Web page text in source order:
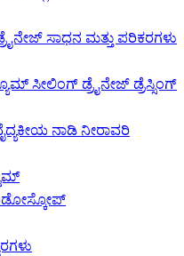
ಸಾಧನ ಮತ್ತು ಪರಿಕರಗಳು
ಸೀಲಿಂಗ್ ಡ್ರೈನೇಜ್ ಡ್ರೆಸ್ಸಿಂಗ್
ನಾಡಿ ನೀರಾವರಿ